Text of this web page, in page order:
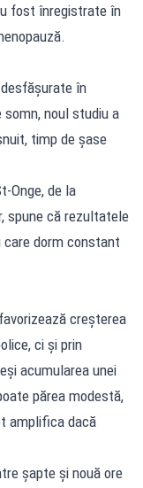
fost înregistrate în
în
noul studiu a
timp de șase
Onge, de la
spune că rezultatele
dorm constant
creșterea
ci și prin
acumularea unei
părea modestă,
amplifica dacă
șapte și nouă ore